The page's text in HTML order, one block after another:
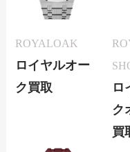
ROYALOAK
ロイヤルオー
ク買取
ロ
ク
買